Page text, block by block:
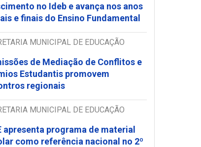
no Ideb e avança nos anos
e finais do Ensino Fundamental
MUNICIPAL DE EDUCAÇÃO
de Mediação de Conflitos e
Estudantis promovem
regionais
MUNICIPAL DE EDUCAÇÃO
apresenta programa de material
como referência nacional no 2º